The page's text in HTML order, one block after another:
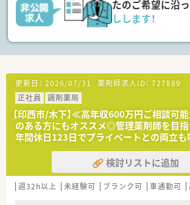
≪教育体制について≫
新人研修：4月・5月で3回、9月・1月で2回の
薬剤師研修：年3～5回 店舗職員研修：接
管理職研修や外部研修、海外研修なども参
（現在コロナ禍で無し）
■認定薬剤師の資格取得・更新補助制度もあ
件に応じて資格取得のサポートがございます
■健康サポート薬局の研修受講に関しても
応いただけます。
■HPKIカードの取得も会社の全額補助がご
たのご希望に沿
しします！
更新日： 2026/07/31 薬剤師求人ID： 727889
正社員
調剤薬局
【印西市/木下】≪高年収600万円ご相談
のある方にもオススメ◎管理薬剤師を目
年間休日123日でプライベートとの両立も
検討リストに追加
週32h以上 未経験可 ブランク可 車通勤可